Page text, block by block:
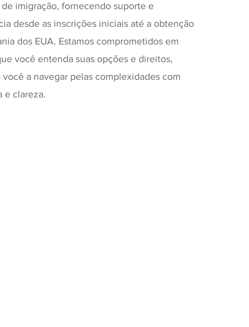
de imigração, fornecendo suporte e
desde as inscrições iniciais até a obtenção
dos EUA. Estamos comprometidos em
você entenda suas opções e direitos,
você a navegar pelas complexidades com
e clareza.